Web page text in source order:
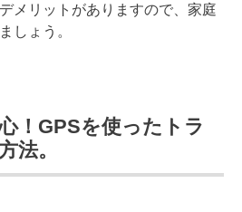
メリットがありますので、家庭
しょう。
！GPSを使ったトラ
法。